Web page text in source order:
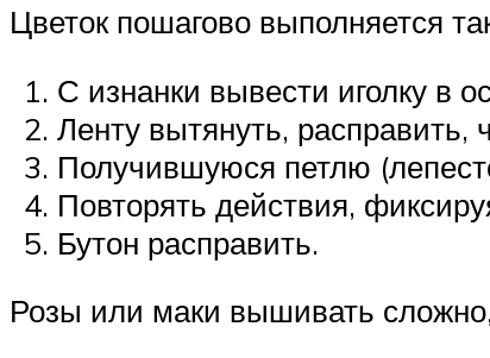
Цветок пошагово выполняется
С изнанки вывести иголку в
Ленту вытянуть, расправить,
Получившуюся петлю
Повторять действия,
Бутон расправить.
Розы или маки вышивать